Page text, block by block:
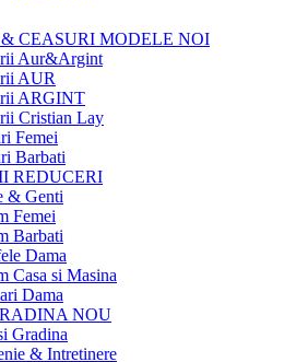
CEASURI MODELE NOI
Aur&Argint
AUR
ARGINT
Cristian Lay
Femei
Barbati
REDUCERI
& Genti
Femei
Barbati
Dama
Casa si Masina
Dama
NOU
Gradina
& Intretinere